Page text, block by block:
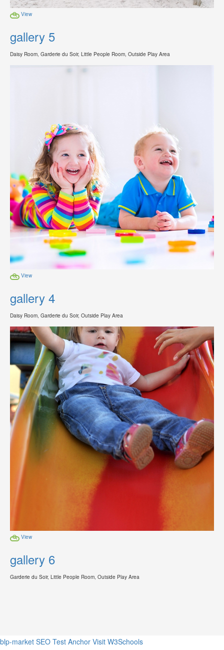
View
gallery 5
Daisy Room, Garderie du Soir, Little People Room, Outside Play Area
View
gallery 4
Daisy Room, Garderie du Soir, Outside Play Area
View
gallery 6
Garderie du Soir, Little People Room, Outside Play Area
blp-market SEO Test Anchor Visit W3Schools